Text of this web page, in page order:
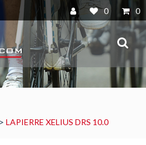
0 0
LAPIERRE XELIUS DRS 10.0